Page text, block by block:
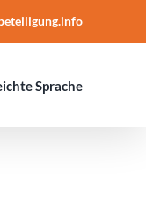
Sprache